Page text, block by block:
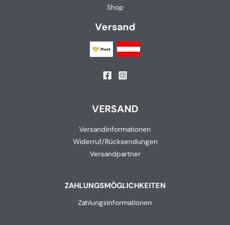
Shop
Versand
VERSAND
Versandinformationen
Widerruf/Rücksendungen
Versandpartner
ZAHLUNGSMÖGLICHKEITEN
Zahlungsinformationen